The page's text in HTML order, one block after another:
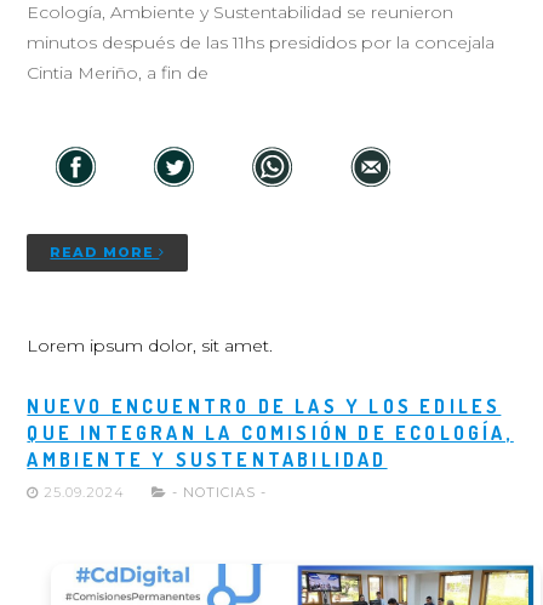
Ecología, Ambiente y Sustentabilidad se reunieron
minutos después de las 11hs presididos por la concejala
Cintia Meriño, a fin de
READ MORE
Lorem ipsum dolor, sit amet.
NUEVO ENCUENTRO DE LAS Y LOS EDILES
QUE INTEGRAN LA COMISIÓN DE ECOLOGÍA,
AMBIENTE Y SUSTENTABILIDAD
25.09.2024 - NOTICIAS -